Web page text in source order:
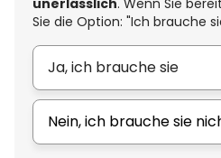
unerlässlich. Wenn Sie
Sie die Option: "Ich brauche
Ja, ich brauche sie
Nein, ich brauche sie